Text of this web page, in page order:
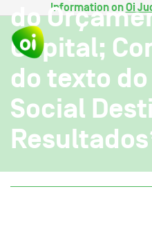
Information onOi
do
Capital;
do texto
Social